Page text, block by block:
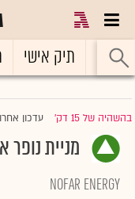
ראשי תיק אישי
בהשהיה של 15 דק' |עדכון
מניית נופר
NOFAR ENERGY